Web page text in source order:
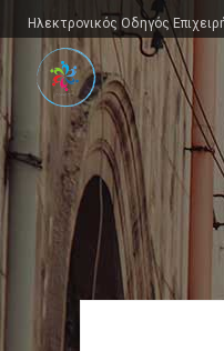
Ηλεκτρονικός Οδηγός